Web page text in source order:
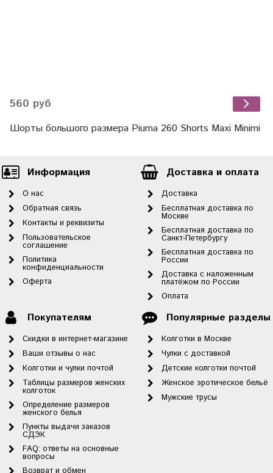
560 руб
Шорты большого размера Piuma 260 Shorts Maxi Minimi
Информация
О нас
Обратная связь
Контакты и реквизиты
Пользовательское
соглашение
Политика
конфиденциальности
Оферта
Доставка и оплата
Доставка
Бесплатная доставка по
Москве
Бесплатная доставка по
Санкт-Петербургу
Бесплатная доставка по
России
Доставка с наложенным
платёжом по России
Оплата
Покупателям
Скидки в интернет-магазине
Ваши отзывы о нас
Колготки и чулки почтой
Таблицы размеров женских
колготок
Определение размеров
женского белья
Пункты выдачи заказов
СДЭК
FAQ: ответы на основные
вопросы
Популярные разделы
Колготки в Москве
Чулки с доставкой
Детские колготки почтой
Женское эротическое бельё
Мужские трусы